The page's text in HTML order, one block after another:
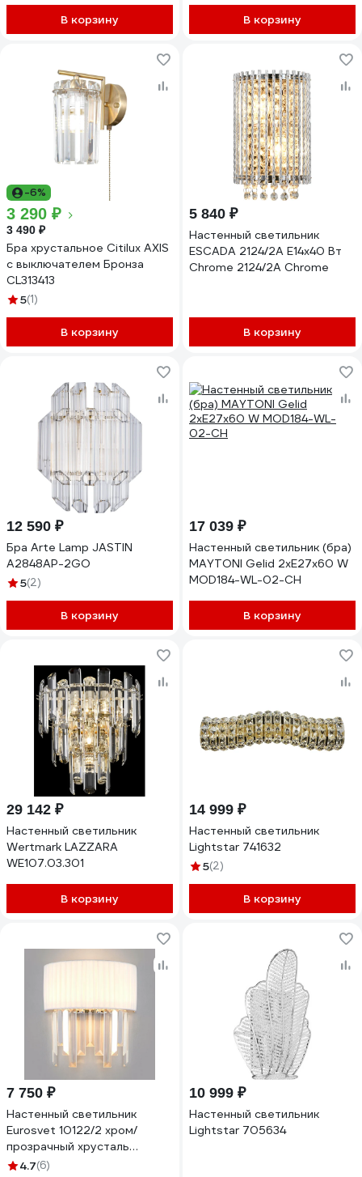
В корзину В корзину
-6%
3 290 ₽
3 490 ₽
Бра хрустальное Citilux AXIS
с выключателем Бронза
CL313413
5(1)
В корзину
5 840 ₽
Настенный светильник
ESCADA 2124/2A E14х40 Вт
Chrome 2124/2A Chrome
В корзину
12 590 ₽
Бра Arte Lamp JASTIN
A2848AP-2GO
5(2)
В корзину
17 039 ₽
Настенный светильник (бра)
MAYTONI Gelid 2хE27x60 W
MOD184-WL-02-CH
В корзину
29 142 ₽
Настенный светильник
Wertmark LAZZARA
WE107.03.301
В корзину
14 999 ₽
Настенный светильник
Lightstar 741632
5(2)
В корзину
7 750 ₽
Настенный светильник
Eurosvet 10122/2 хром/
прозрачный хрусталь
a055332
4.7(6)
10 999 ₽
Настенный светильник
Lightstar 705634